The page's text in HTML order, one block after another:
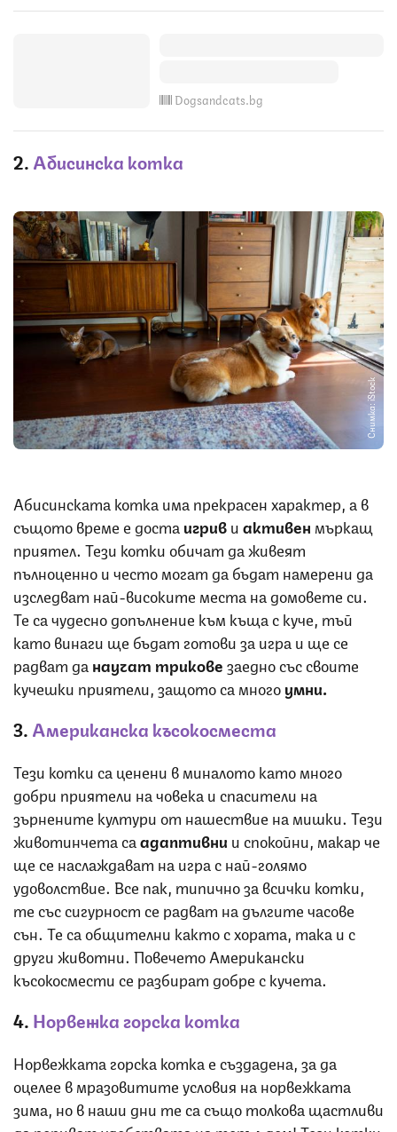
Dogsandcats.bg
2. Абисинска котка
Снимка: iStock
Абисинската котка има прекрасен характер, а в
същото време е доста игривиактивен мъркащ
приятел. Тези котки обичат да живеят
пълноценно и често могат да бъдат намерени да
изследват най-високите места на домовете си.
Те са чудесно допълнение към къща с куче, тъй
като винаги ще бъдат готови за игра и ще се
радват да научат триковезаедно със своите
кучешки приятели, защото са многоумни.
3. Американска късокосместа
Тези котки са ценени в миналото като много
добри приятели на човека и спасители на
зърнените култури от нашествие на мишки. Тези
животинчета саадаптивни и спокойни, макар че
ще се наслаждават на игра с най-голямо
удоволствие. Все пак, типично за всички котки,
те със сигурност се радват на дългите часове
сън. Те са общителни както с хората, така и с
други животни. Повечето Американски
късокосмести се разбират добре с кучета.
4. Норвежка горска котка
Норвежката горска котка е създадена, за да
оцелее в мразовитите условия на норвежката
зима, но в наши дни те са също толкова щастливи